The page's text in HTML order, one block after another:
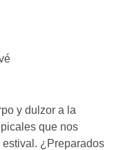
y dulzor a la
que nos
¿Preparados